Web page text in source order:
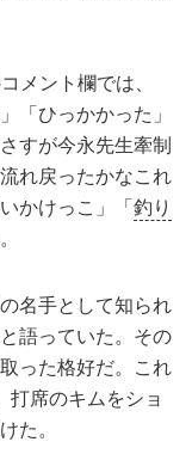
メント欄では、
「ひっかかった」
すが今永先生牽制
れ戻ったかなこれ
かけっこ」「釣り
名手として知られ
語っていた。その
った格好だ。これ
打席のキムをショ
た。